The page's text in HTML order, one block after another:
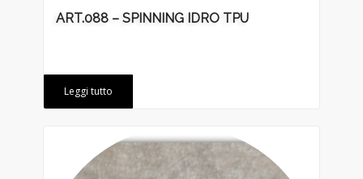
ART.088 – SPINNING IDRO TPU
Leggi tutto